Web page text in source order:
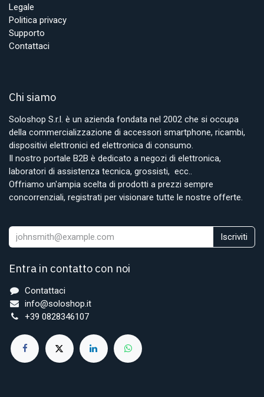
Legale
Politica privacy
Supporto
Contattaci
Chi siamo
Soloshop S.r.l. è un azienda fondata nel 2002 che si occupa
della commercializzazione di accessori smartphone, ricambi,
dispositivi elettronici ed elettronica di consumo.
Il nostro portale B2B è dedicato a negozi di elettronica,
laboratori di assistenza tecnica, grossisti, ecc..
Offriamo un'ampia scelta di prodotti a prezzi sempre
concorrenziali, registrati per visionare tutte le nostre offerte.
Iscriviti
Entra in contatto con noi
Contattaci
info@soloshop.it
+39 0828346107